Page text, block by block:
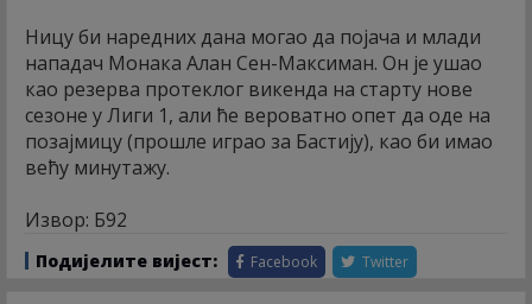
Ницу би наредних дана могао да појача и млади
нападач Монака Алан Сен-Максиман. Он је ушао
као резерва протеклог викенда на старту нове
сезоне у Лиги 1, али ће вероватно опет да оде на
позајмицу (прошле играо за Бастију), као би имао
већу минутажу.
Извор: Б92
Подијелите вијест: Facebook Twitter